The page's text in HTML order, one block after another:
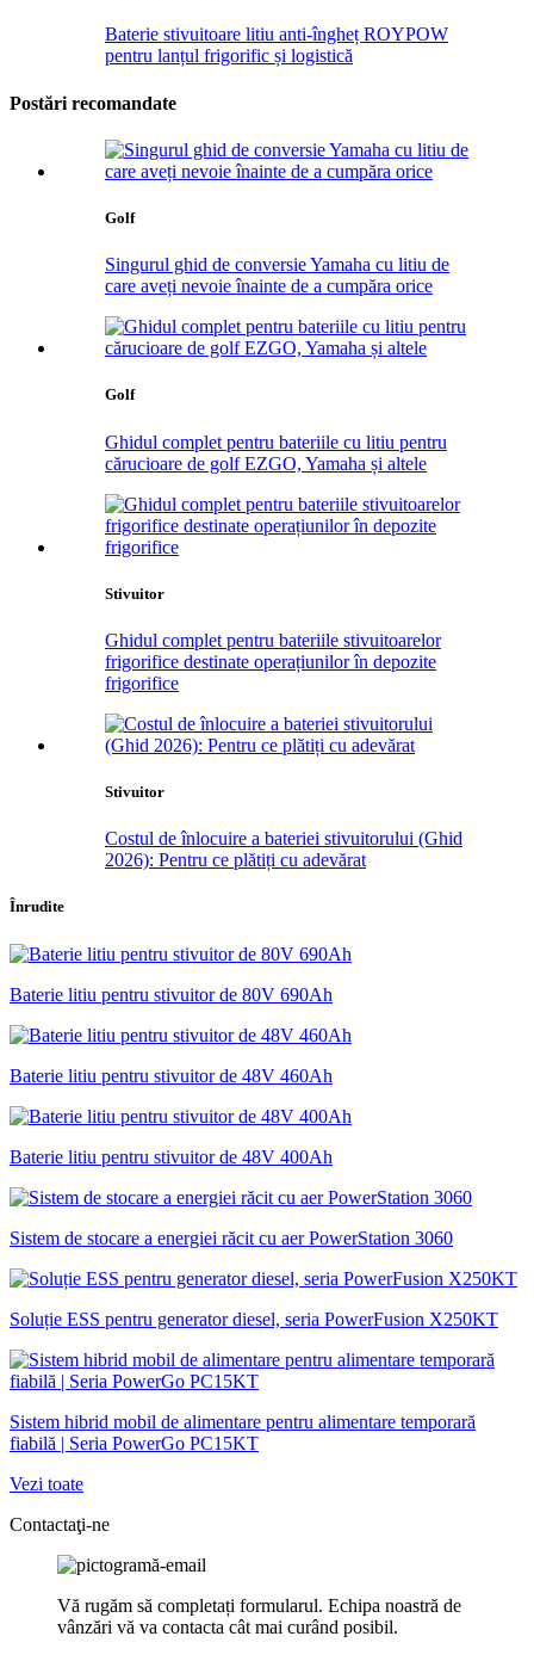
Baterie stivuitoare litiu anti-îngheț ROYPOW
pentru lanțul frigorific și logistică
Postări recomandate
Golf
Singurul ghid de conversie Yamaha cu litiu de
care aveți nevoie înainte de a cumpăra orice
Golf
Ghidul complet pentru bateriile cu litiu pentru
cărucioare de golf EZGO, Yamaha și altele
Stivuitor
Ghidul complet pentru bateriile stivuitoarelor
frigorifice destinate operațiunilor în depozite
frigorifice
Stivuitor
Costul de înlocuire a bateriei stivuitorului (Ghid
2026): Pentru ce plătiți cu adevărat
Înrudite
Baterie litiu pentru stivuitor de 80V 690Ah
Baterie litiu pentru stivuitor de 48V 460Ah
Baterie litiu pentru stivuitor de 48V 400Ah
Sistem de stocare a energiei răcit cu aer PowerStation 3060
Soluție ESS pentru generator diesel, seria PowerFusion X250KT
Sistem hibrid mobil de alimentare pentru alimentare temporară
fiabilă | Seria PowerGo PC15KT
Vezi toate
Contactaţi-ne
Vă rugăm să completați formularul. Echipa noastră de
vânzări vă va contacta cât mai curând posibil.